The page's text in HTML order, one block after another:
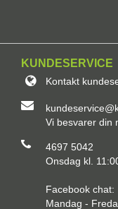
KUNDESERVICE
Kontakt
Vi besvarer din
4697 5042
Onsdag kl.
Facebook chat:
Mandag -